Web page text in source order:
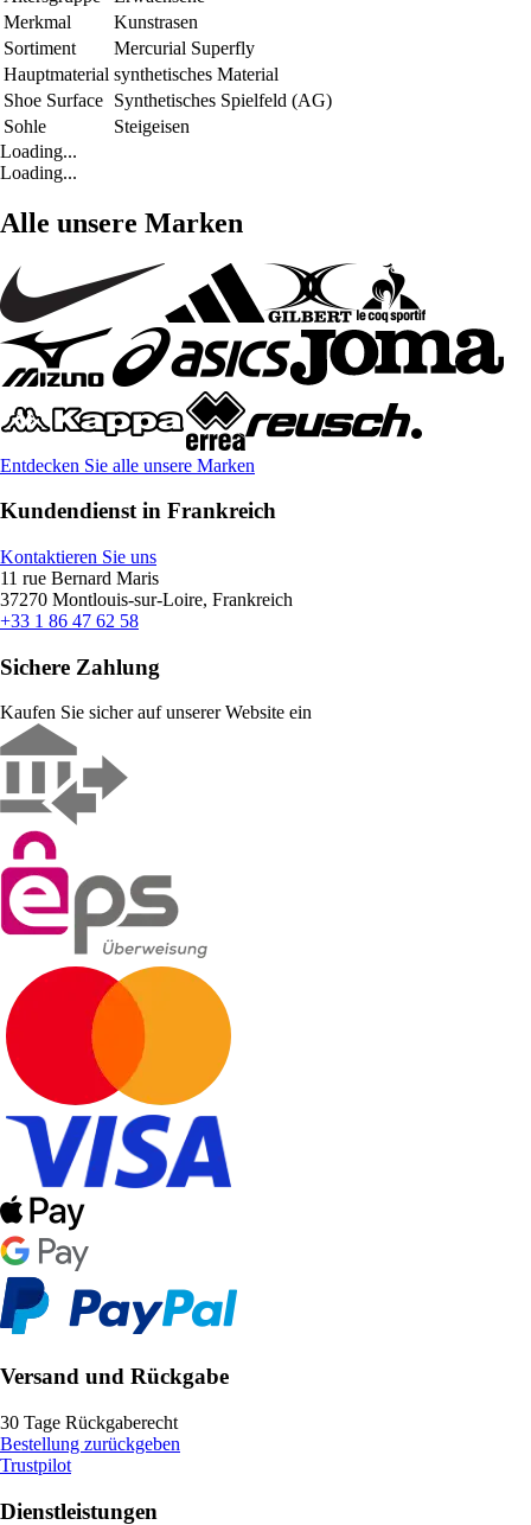
Merkmal
Kunstrasen
Sortiment
Mercurial Superfly
Hauptmaterial synthetisches Material
Shoe Surface Synthetisches Spielfeld (AG)
Sohle
Steigeisen
Loading...
Loading...
Alle unsere Marken
Entdecken Sie alle unsere Marken
Kundendienst in Frankreich
Kontaktieren Sie uns
11 rue Bernard Maris
37270 Montlouis-sur-Loire, Frankreich
+33 1 86 47 62 58
Sichere Zahlung
Kaufen Sie sicher auf unserer Website ein
Versand und Rückgabe
30 Tage Rückgaberecht
Bestellung zurückgeben
Trustpilot
Dienstleistungen